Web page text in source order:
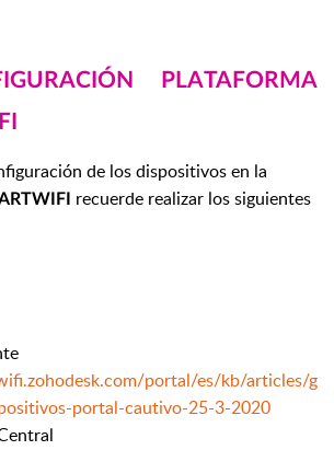
PLATAFORMA
de los dispositivos en la
recuerde realizar los siguientes
portal/es/kb/articles/g
portal-cautivo-25-3-2020